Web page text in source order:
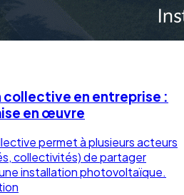
en entreprise :
en œuvre
permet à plusieurs acteurs
collectivités) de partager
installation photovoltaïque.